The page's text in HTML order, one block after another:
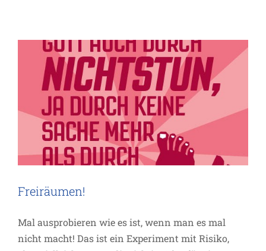
Freiräumen!
Mal ausprobieren wie es ist, wenn man es mal
nicht macht! Das ist ein Experiment mit Risiko,